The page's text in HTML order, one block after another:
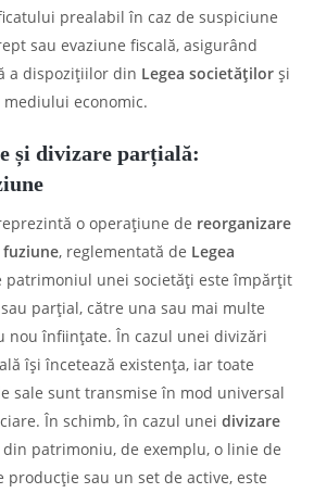
prealabil în caz de suspiciune
sau evaziune fiscală, asigurând
a dispozițiilor din Legea societăților și
economic.
și divizare parțială:
o operațiune de reorganizare
fuziune, reglementată de Legea
patrimoniul unei societăți este împărțit
parțial, către una sau mai multe
nou înființate. În cazul unei divizări
își încetează existența, iar toate
sale sunt transmise în mod universal
În schimb, în cazul unei divizare
patrimoniu, de exemplu, o linie de
producție sau un set de active, este